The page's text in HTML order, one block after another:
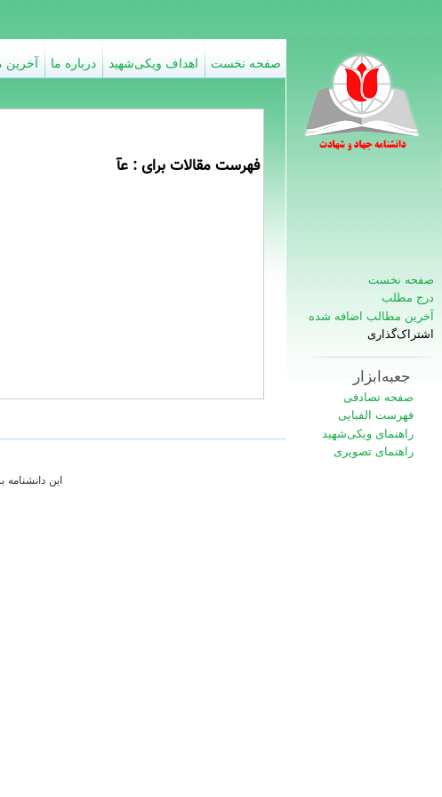
فهرست مقالات برای : عآ
آخرین درباره ما اهداف ویکی‌شهید صفحه نخست
صفحه نخست
درج مطلب
آخرین مطالب اضافه شده
اشتراک‌گذاری
جعبه‌ابزار
صفحه تصادفی
فهرست الفبایی
راهنمای ویکی‌شهید
راهنمای تصویری
این